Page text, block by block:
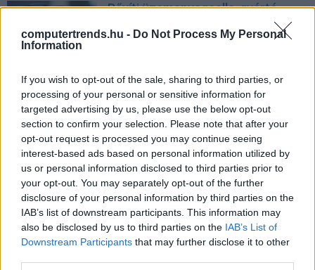
computertrends.hu - Do Not Process My Personal
Information
If you wish to opt-out of the sale, sharing to third parties, or
processing of your personal or sensitive information for
targeted advertising by us, please use the below opt-out
section to confirm your selection. Please note that after your
opt-out request is processed you may continue seeing
interest-based ads based on personal information utilized by
us or personal information disclosed to third parties prior to
your opt-out. You may separately opt-out of the further
disclosure of your personal information by third parties on the
IAB’s list of downstream participants. This information may
also be disclosed by us to third parties on the IAB’s List of
Downstream Participants that may further disclose it to other
Bővíti üzemanyagcella-gyártó
Technológia| 2021.10.09 15:21
Microsoft
Tech| 2020.07.29 15:29
Nem sci-fi: agyfolyadékból
generál áramot az
üzemanyagcella
| 2012.06.14 10:10
Metanolos akkutöltő a Toshibától
Tech | 2009.10.27 10:06